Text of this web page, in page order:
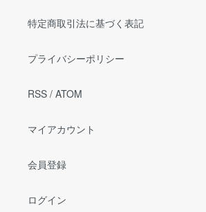
特定商取引法に基づく表記
プライバシーポリシー
RSS / ATOM
マイアカウント
会員登録
ログイン